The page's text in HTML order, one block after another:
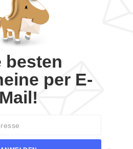
besten
per E-
Mail!